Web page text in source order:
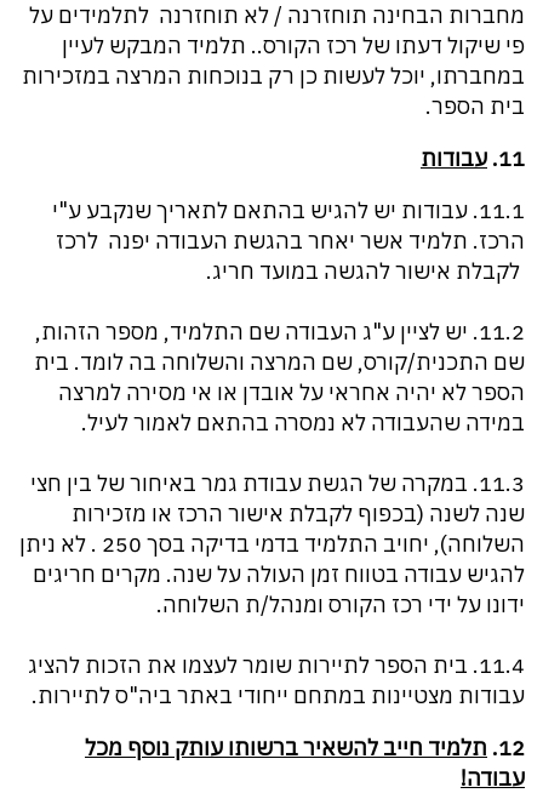
מחברות הבחינה תוחזרנה / לא תוחזרנה לתלמידים על
פי שיקול דעתו של רכז הקורס.. תלמיד המבקש לעיין
במחברתו, יוכל לעשות כן רק בנוכחות המרצה במזכירות
בית הספר.
11. עבודות
11.1. עבודות יש להגיש בהתאם לתאריך שנקבע ע"י
הרכז. תלמיד אשר יאחר בהגשת העבודה יפנה לרכז
לקבלת אישור להגשה במועד חריג.
11.2. יש לציין ע"ג העבודה שם התלמיד, מספר הזהות,
שם התכנית/קורס, שם המרצה והשלוחה בה לומד. בית
הספר לא יהיה אחראי על אובדן או אי מסירה למרצה
במידה שהעבודה לא נמסרה בהתאם לאמור לעיל.
11.3. במקרה של הגשת עבודת גמר באיחור של בין חצי
שנה לשנה (בכפוף לקבלת אישור הרכז או מזכירות
השלוחה), יחויב התלמיד בדמי בדיקה בסך 250 ₪. לא ניתן
להגיש עבודה בטווח זמן העולה על שנה. מקרים חריגים
ידונו על ידי רכז הקורס ומנהל/ת השלוחה.
11.4. בית הספר לתיירות שומר לעצמו את הזכות להציג
עבודות מצטיינות במתחם ייחודי באתר ביה"ס לתיירות.
12. תלמיד חייב להשאיר ברשותו עותק נוסף מכל
עבודה!